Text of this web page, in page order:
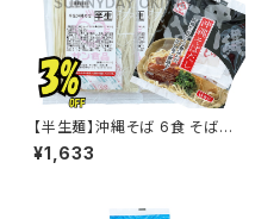
【半生麺】沖縄そば 6食 そばだ
し付き サン食品
¥1,633